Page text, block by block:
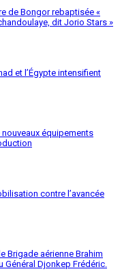
de Bongor rebaptisée «
dit Jorio Stars »
et l’Égypte intensifient
équipements
contre l’avancée
Brigade aérienne Brahim
Général Djonkep Frédéric.